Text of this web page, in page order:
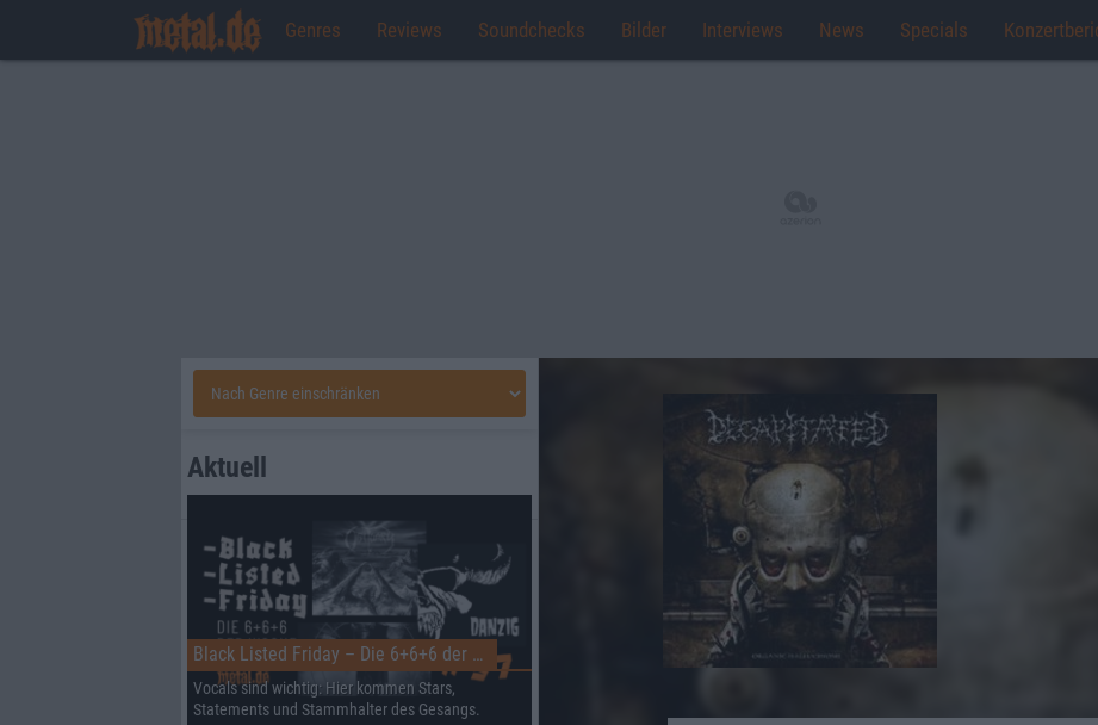
Genres Reviews Soundchecks Bilder Interviews News Specials
Aktuell
Black Listed Friday – Die 6+6+6 der Woche
Vocals sind wichtig: Hier kommen Stars,
Statements und Stammhalter des Gesangs.